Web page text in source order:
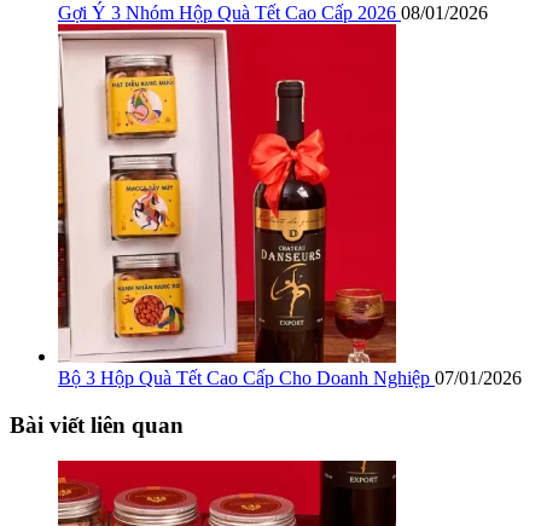
Gợi Ý 3 Nhóm Hộp Quà Tết Cao Cấp 2026 08/01/2026
Bộ 3 Hộp Quà Tết Cao Cấp Cho Doanh Nghiệp 07/01/2026
Bài viết liên quan